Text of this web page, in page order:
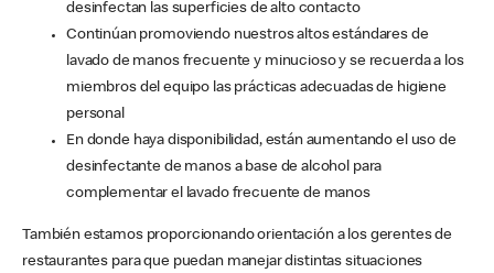
desinfectan las superficies de alto contacto
Continúan promoviendo nuestros altos estándares de
lavado de manos frecuente y minucioso y se recuerda a los
miembros del equipo las prácticas adecuadas de higiene
personal
En donde haya disponibilidad, están aumentando el uso de
desinfectante de manos a base de alcohol para
complementar el lavado frecuente de manos
También estamos proporcionando orientación a los gerentes de
restaurantes para que puedan manejar distintas situaciones